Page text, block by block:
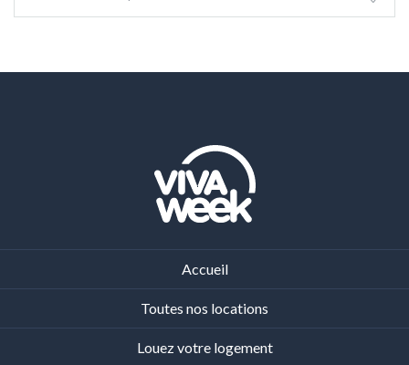
Accueil
Toutes nos locations
Louez votre logement